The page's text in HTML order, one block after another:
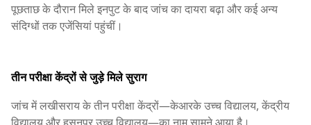
पूछताछ के दौरान मिले इनपुट के बाद जांच का दायरा बढ़ा और कई अन्य
संदिग्धों तक एजेंसियां पहुंचीं।
तीन परीक्षा केंद्रों से जुड़े मिले सुराग
जांच में लखीसराय के तीन परीक्षा केंद्रों—केआरके उच्च विद्यालय, केंद्रीय